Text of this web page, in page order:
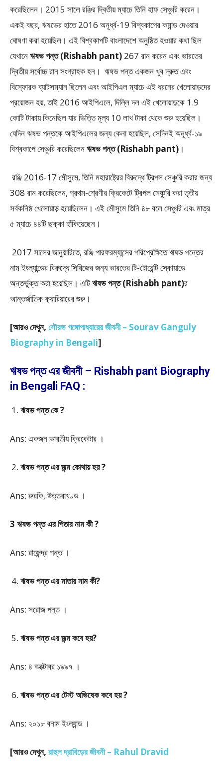
করেছিলেন। 2015 সালে রঞ্জির দ্বিতীয় ম্যাচে তিনি হাফ সেঞ্চুরি করেন।
একই বছর, ঋষভের হাতে 2016 অনূর্ধ্ব-19 বিশ্বকাপের কমান্ড দেওয়ার
ঘোষণা করা হয়েছিল। এই বিশ্বকাপটি বাংলাদেশে অনুষ্ঠিত হওয়ার কথা ছিল
যেখানেঋষভ পন্ত (Rishabh pant) 267 রান করেন এবং ভারতের
দ্বিতীয় সর্বোচ্চ রান সংগ্রাহক হন। ঋষভ পন্ত একজন খুব দ্রুত এবং
বিস্ফোরক ব্যাটসম্যান ছিলেন এবং আইপিএল ম্যাচে এই ধরনের খেলোয়াড়দের
প্রয়োজন হয়, তাই 2016 আইপিএলে, দিল্লি দল এই খেলোয়াড়কে 1.9
কোটি টাকায় কিনেছিল যার ভিত্তি মূল্য 10 লাখ টাকা থেকে শুরু হয়েছিল।
যেদিন ঋষভ পন্তকে আইপিএলের জন্য কেনা হয়েছিল, সেদিনই অনূর্ধ্ব-১৯
বিশ্বকাপে সেঞ্চুরি করেছিলেনঋষভ পন্ত (Rishabh pant) ।
রঞ্জি 2016-17 মৌসুমে, তিনি মহারাষ্ট্রের বিরুদ্ধে ট্রিপল সেঞ্চুরি করার জন্য
308 রান করেছিলেন, প্রথম-শ্রেণীর ক্রিকেটে ট্রিপল সেঞ্চুরি করা তৃতীয়
সর্বকনিষ্ঠ খেলোয়াড় হয়েছিলেন। এই মৌসুমে তিনি ৪৮ বলে সেঞ্চুরি এবং মাত্র
৫ ম্যাচে ৪৪টি ছক্কা হাঁকিয়েছেন।
2017 সালের জানুয়ারিতে, রঞ্জি পারফরম্যান্সের পরিপ্রেক্ষিতে ঋষভ পন্তের
নাম ইংল্যান্ডের বিরুদ্ধে সিরিজের জন্য ভারতের টি-টোয়েন্টি স্কোয়াডে
অন্তর্ভুক্ত করা হয়েছিল। এটিঋষভ পন্ত (Rishabh pant)র
আন্তর্জাতিক ক্যারিয়ারের শুরু।
[আরও দেখুন, সৌরভ গঙ্গোপাধ্যায়ের জীবনী – Sourav Ganguly
Biography in Bengali]
ঋষভ পন্ত এর জীবনী – Rishabh pant Biography
in Bengali FAQ :
ঋষভ পন্ত কে ?
Ans: একজন ভারতীয় ক্রিকেটার ।
ঋষভ পন্ত এর জন্ম কোথায় হয় ?
Ans: রুরকি, উত্তরাখণ্ড ।
3 ঋষভ পন্ত এর পিতার নাম কী ?
Ans: রাজেন্দ্র পন্ত ।
ঋষভ পন্ত এর মাতার নাম কী?
Ans: সরোজ পন্ত ।
ঋষভ পন্ত এর জন্ম কবে হয়?
Ans: ৪ অক্টোবর ১৯৯৭ ।
ঋষভ পন্ত এর টেস্ট অভিষেক কবে হয় ?
Ans: ২০১৮ বনাম ইংল্যান্ড ।
[আরও দেখুন, রাহুল দ্রাবিড়ের জীবনী – Rahul Dravid